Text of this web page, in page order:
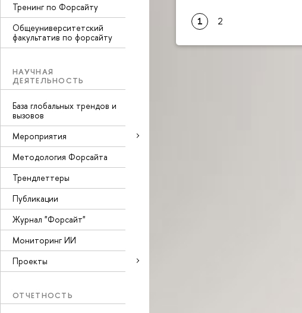
Тренинг по Форсайту
Общеуниверситетский
факультатив по форсайту
НАУЧНАЯ
ДЕЯТЕЛЬНОСТЬ
База глобальных трендов и
вызовов
Мероприятия
Методология Форсайта
Трендлеттеры
Публикации
Журнал "Форсайт"
Мониторинг ИИ
Проекты
ОТЧЕТНОСТЬ
1 2